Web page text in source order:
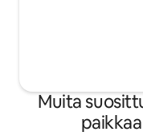
Muita